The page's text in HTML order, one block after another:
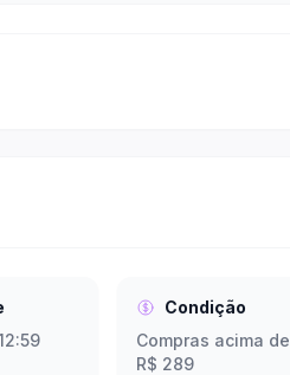
Condição
Compras acima de
R$ 289